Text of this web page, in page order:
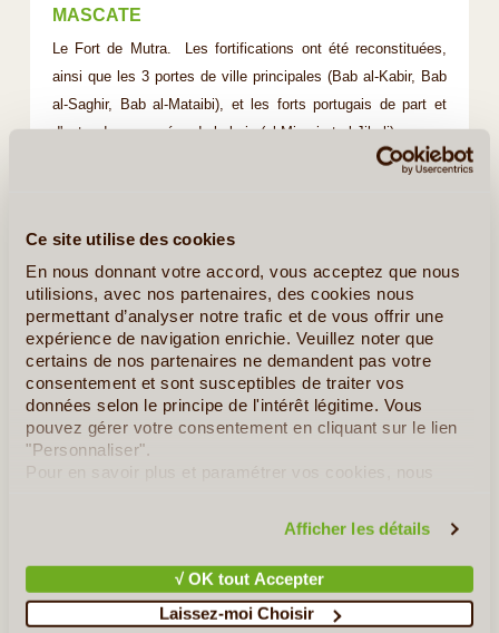
Ce site utilise des cookies
En nous donnant votre accord, vous acceptez que nous
utilisions, avec nos partenaires, des cookies nous
permettant d’analyser notre trafic et de vous offrir une
expérience de navigation enrichie. Veuillez noter que
certains de nos partenaires ne demandent pas votre
consentement et sont susceptibles de traiter vos
données selon le principe de l'intérêt légitime. Vous
pouvez gérer votre consentement en cliquant sur le lien
"Personnaliser".
Pour en savoir plus et paramétrer vos cookies, nous
Afficher les détails
√ OK tout Accepter
Laissez-moi Choisir
MASCATE
Le Fort de Mutra. Les fortifications ont été reconstituées,
ainsi que les 3 portes de ville principales (Bab al-Kabir, Bab
al-Saghir, Bab al-Mataibi), et les forts portugais de part et
d'autre des avancées de la baie (al-Mirani et al-Jibali).
De très nombreuses mosquées dans tous les quartiers, dont
beaucoup de modernes.
Quelques Temples indiens et églises chrétiennes.
La Grande Mosquée Sultan Qaboos (quartier Al-Gubrah).
Le Musée National (arts, traditions). Le Musée Omanais
(œuvres de l'Histoire et de l'Art du Sultanat). Le Musée Bait
al-Baranda (géologie, histoire, ethnographie de Mascate). Le
Musée Bait al-Zubair. Le Musée Franco-omanais (historique
des relations entre la France et le Sultanat). Le Musée du
Ourm Park et son lac et Kalbonn Park (Mutrah).
Salalah